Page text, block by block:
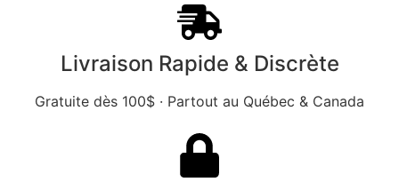
Livraison Rapide & Discrète
Gratuite dès 100$ · Partout au Québec & Canada